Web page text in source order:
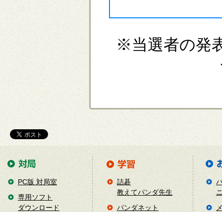
※当選者の発
PC版 対局室
専用ソフト
ダウンロード
詰碁
教えてパンダ先生
パンダネット